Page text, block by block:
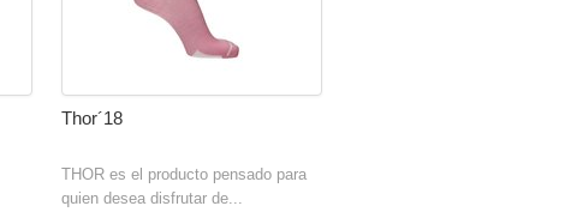
Thor´18
THOR es el producto pensado para
quien desea disfrutar de...